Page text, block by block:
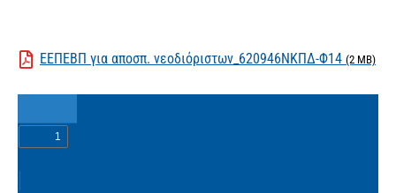
ΕΕΠΕΒΠ για αποσπ. νεοδιόριστων_620946ΝΚΠΔ-Φ14 (2 MB)